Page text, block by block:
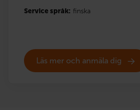
Service språk: finska
Läs mer och anmäla dig